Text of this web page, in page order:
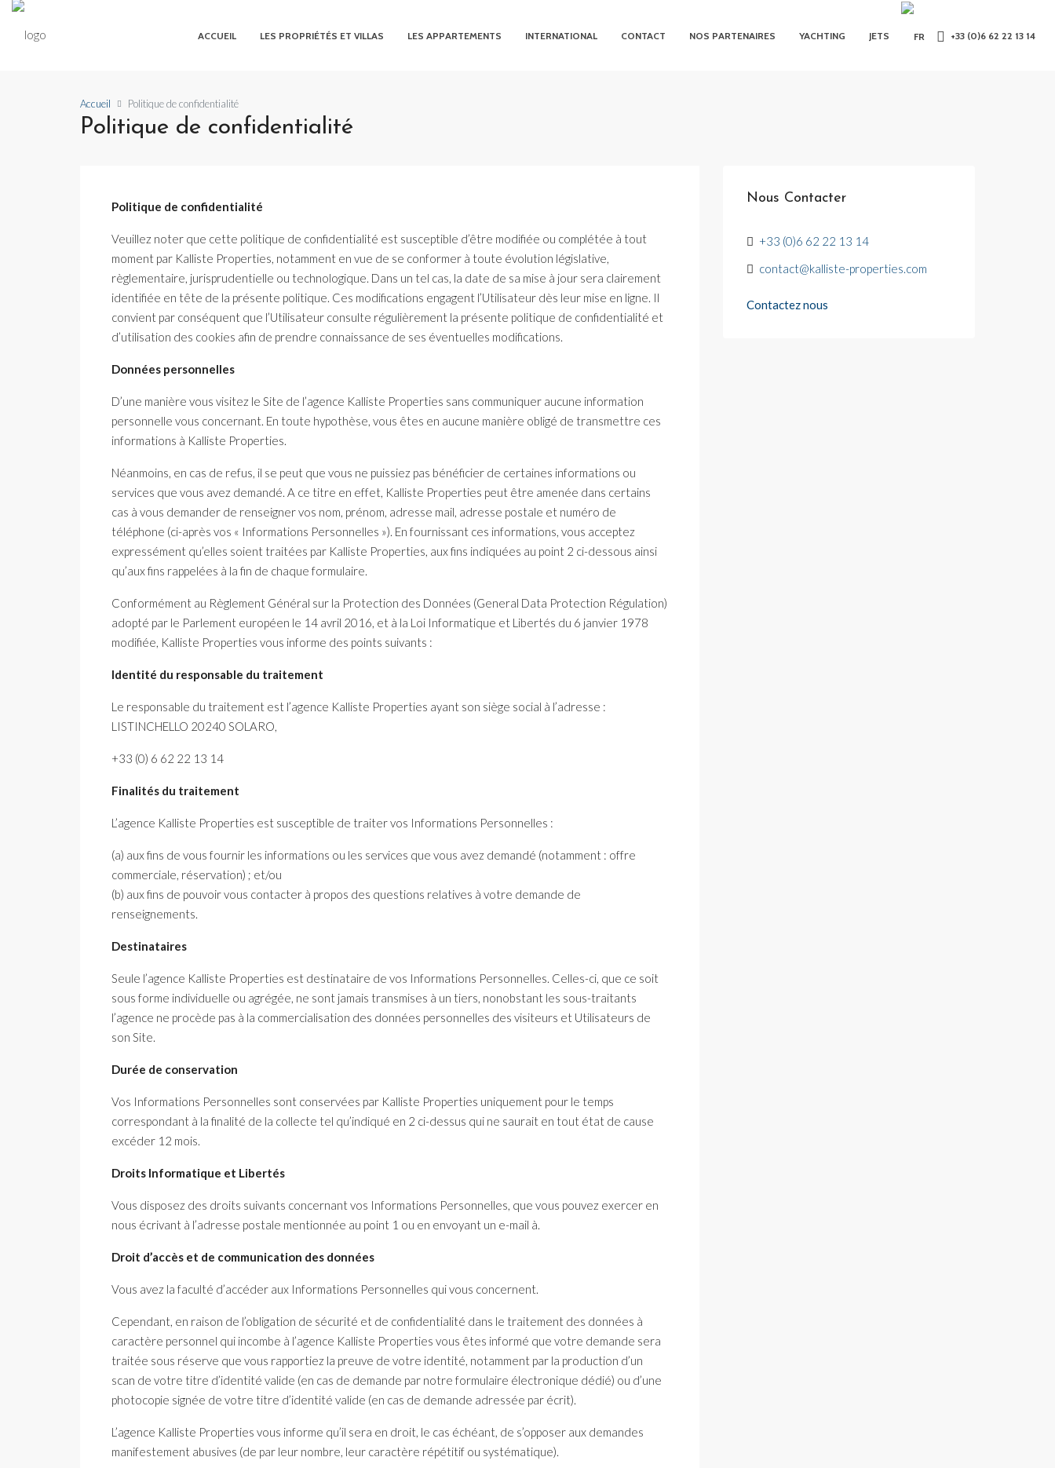
ACCUEIL LES PROPRIÉTÉS ET VILLAS LES APPARTEMENTS INTERNATIONAL CONTACT NOS PARTENAIRES YACHTING JETS +33 (0)6 62 22 13 14
Accueil Politique de confidentialité
Politique de confidentialité
Politique de confidentialité
Veuillez noter que cette politique de confidentialité est susceptible d’être modifiée ou complétée à tout
moment par Kalliste Properties, notamment en vue de se conformer à toute évolution législative,
règlementaire, jurisprudentielle ou technologique. Dans un tel cas, la date de sa mise à jour sera clairement
identifiée en tête de la présente politique. Ces modifications engagent l’Utilisateur dès leur mise en ligne. Il
convient par conséquent que l’Utilisateur consulte régulièrement la présente politique de confidentialité et
d’utilisation des cookies afin de prendre connaissance de ses éventuelles modifications.
Données personnelles
D’une manière vous visitez le Site de l’agence Kalliste Properties sans communiquer aucune information
personnelle vous concernant. En toute hypothèse, vous êtes en aucune manière obligé de transmettre ces
informations à Kalliste Properties.
Néanmoins, en cas de refus, il se peut que vous ne puissiez pas bénéficier de certaines informations ou
services que vous avez demandé. A ce titre en effet, Kalliste Properties peut être amenée dans certains
cas à vous demander de renseigner vos nom, prénom, adresse mail, adresse postale et numéro de
téléphone (ci-après vos « Informations Personnelles »). En fournissant ces informations, vous acceptez
expressément qu’elles soient traitées par Kalliste Properties, aux fins indiquées au point 2 ci-dessous ainsi
qu’aux fins rappelées à la fin de chaque formulaire.
Conformément au Règlement Général sur la Protection des Données (General Data Protection Régulation)
adopté par le Parlement européen le 14 avril 2016, et à la Loi Informatique et Libertés du 6 janvier 1978
modifiée, Kalliste Properties vous informe des points suivants :
Identité du responsable du traitement
Le responsable du traitement est l’agence Kalliste Properties ayant son siège social à l’adresse :
LISTINCHELLO 20240 SOLARO,
+33 (0) 6 62 22 13 14
Finalités du traitement
L’agence Kalliste Properties est susceptible de traiter vos Informations Personnelles :
(a) aux fins de vous fournir les informations ou les services que vous avez demandé (notamment : offre
commerciale, réservation) ; et/ou
(b) aux fins de pouvoir vous contacter à propos des questions relatives à votre demande de
renseignements.
Destinataires
Seule l’agence Kalliste Properties est destinataire de vos Informations Personnelles. Celles-ci, que ce soit
sous forme individuelle ou agrégée, ne sont jamais transmises à un tiers, nonobstant les sous-traitants
l’agence ne procède pas à la commercialisation des données personnelles des visiteurs et Utilisateurs de
son Site.
Durée de conservation
Vos Informations Personnelles sont conservées par Kalliste Properties uniquement pour le temps
correspondant à la finalité de la collecte tel qu’indiqué en 2 ci-dessus qui ne saurait en tout état de cause
excéder 12 mois.
Droits Informatique et Libertés
Vous disposez des droits suivants concernant vos Informations Personnelles, que vous pouvez exercer en
nous écrivant à l’adresse postale mentionnée au point 1 ou en envoyant un e-mail à.
Droit d’accès et de communication des données
Vous avez la faculté d’accéder aux Informations Personnelles qui vous concernent.
Cependant, en raison de l’obligation de sécurité et de confidentialité dans le traitement des données à
caractère personnel qui incombe à l’agence Kalliste Properties vous êtes informé que votre demande sera
traitée sous réserve que vous rapportiez la preuve de votre identité, notamment par la production d’un
scan de votre titre d’identité valide (en cas de demande par notre formulaire électronique dédié) ou d’une
photocopie signée de votre titre d’identité valide (en cas de demande adressée par écrit).
L’agence Kalliste Properties vous informe qu’il sera en droit, le cas échéant, de s’opposer aux demandes
manifestement abusives (de par leur nombre, leur caractère répétitif ou systématique).
Nous Contacter
+33 (0)6 62 22 13 14
contact@kalliste-properties.com
Contactez nous